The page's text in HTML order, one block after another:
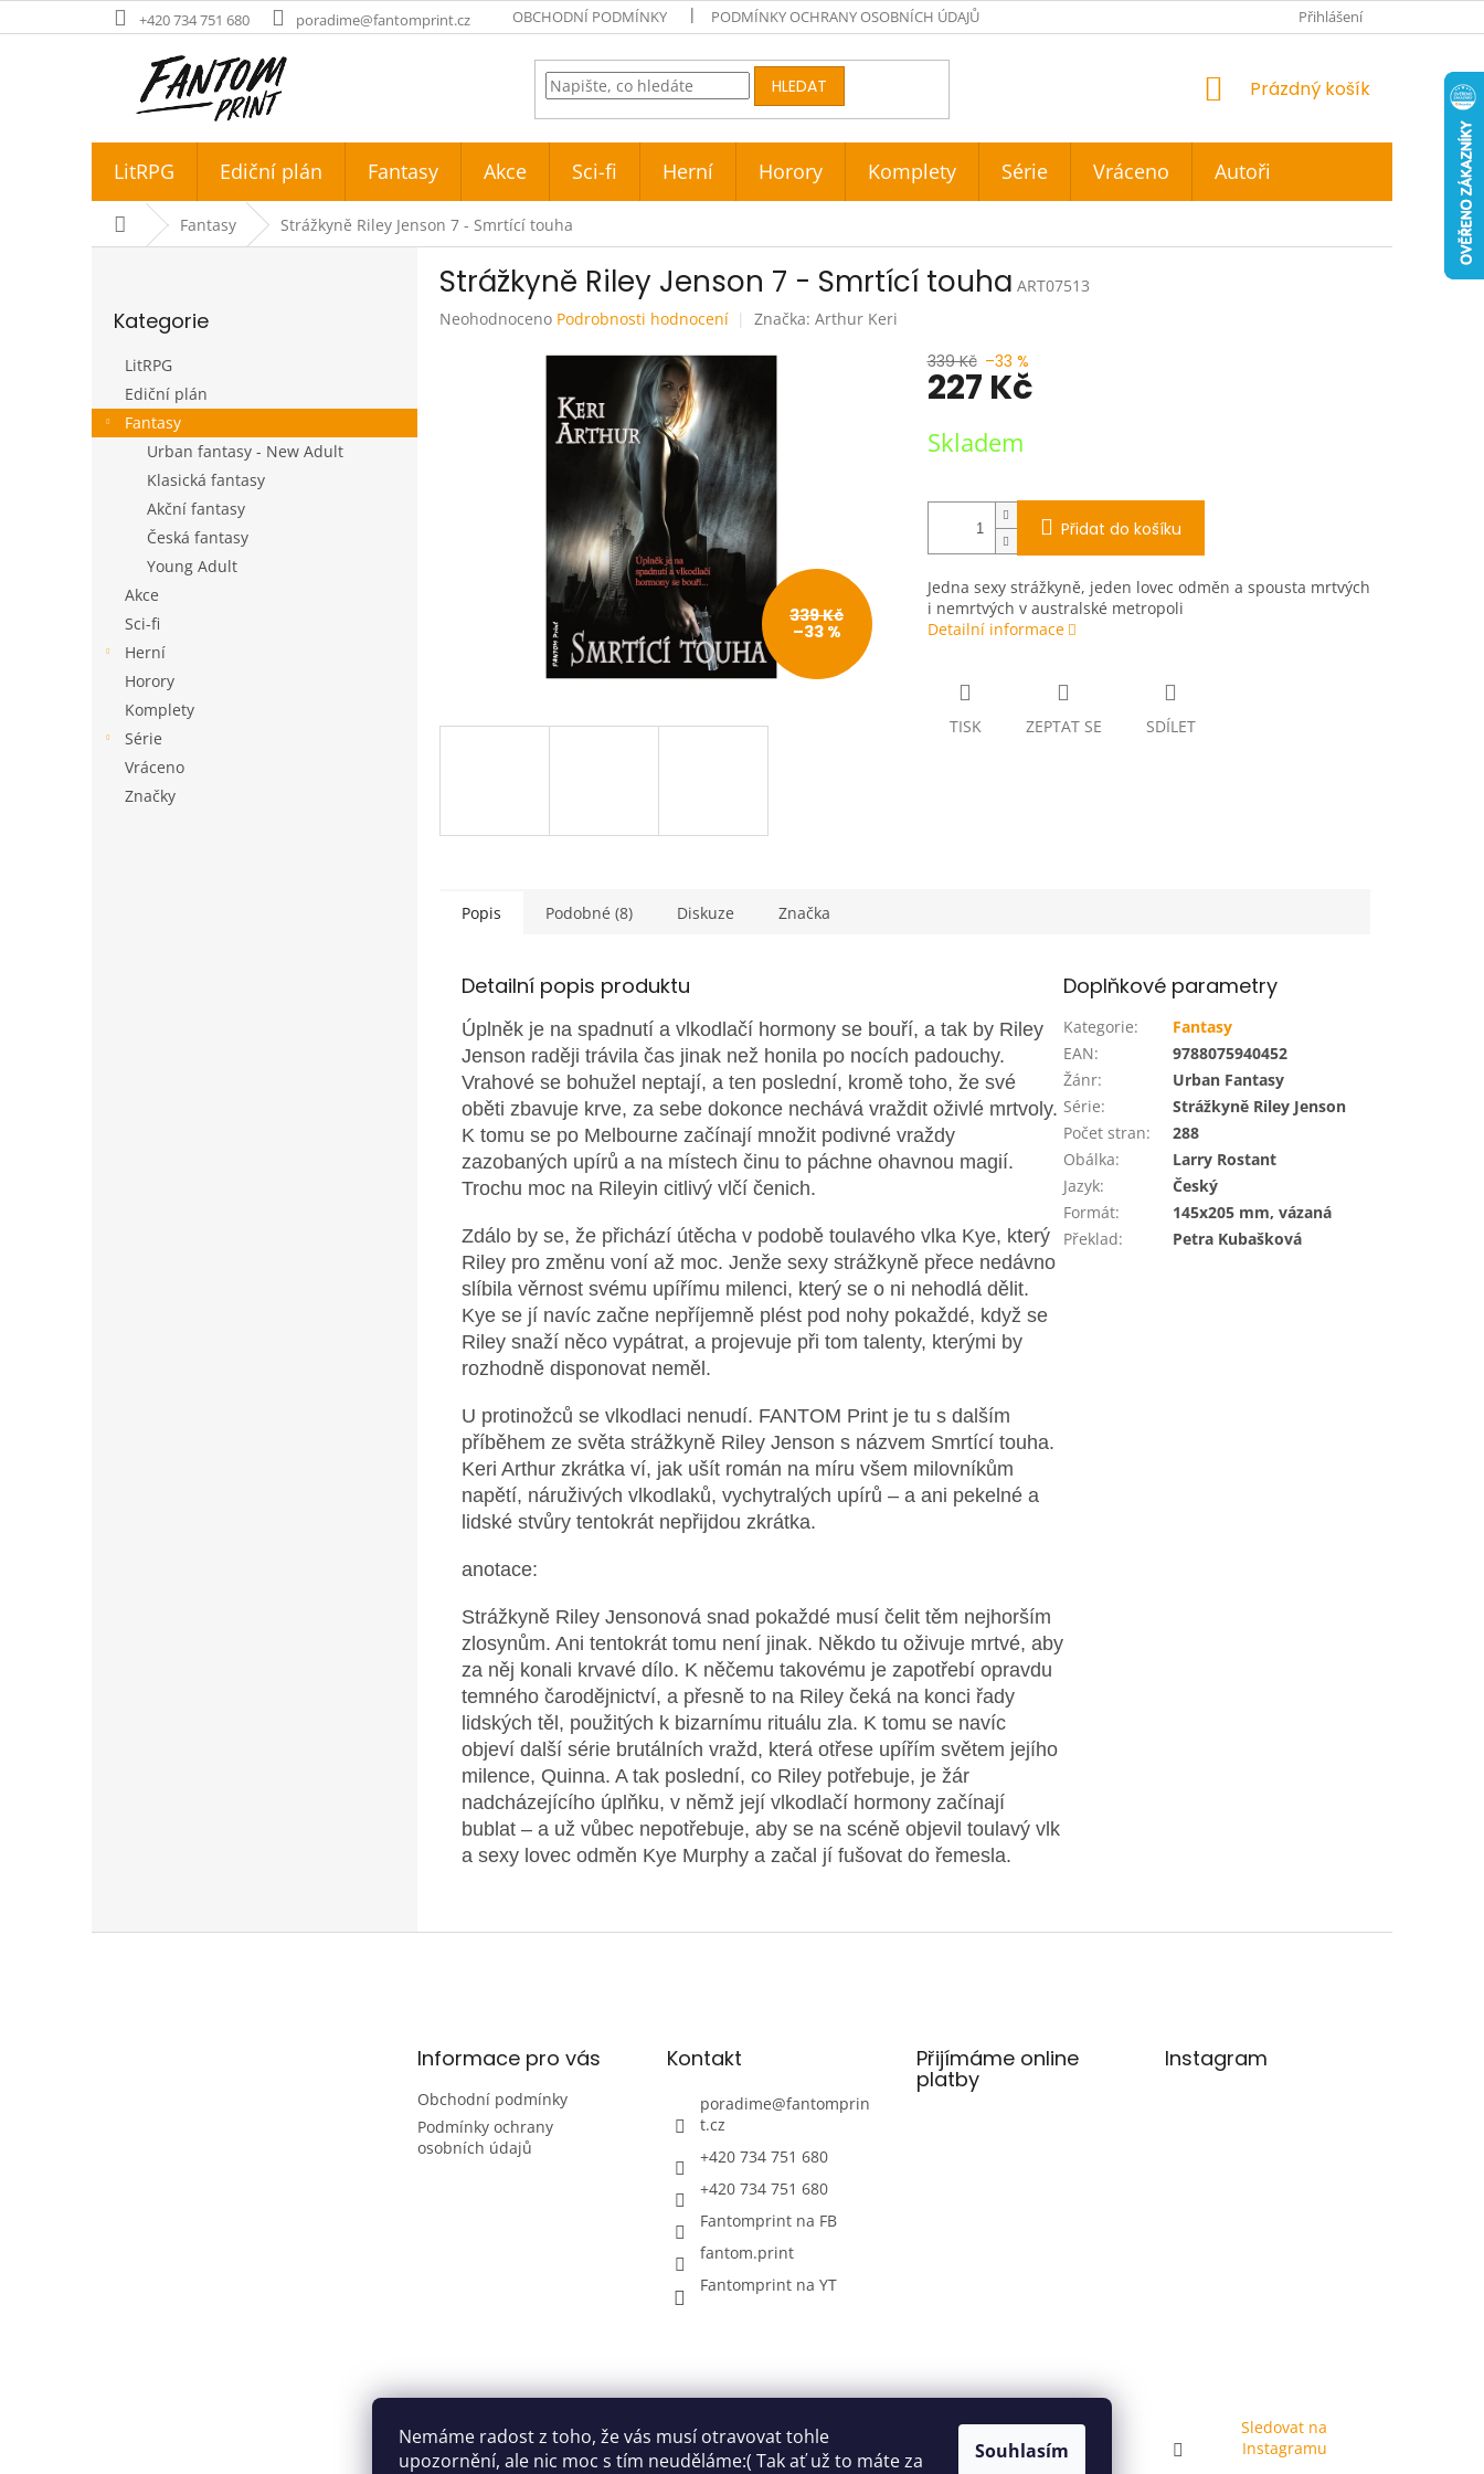
Nemáme radost z toho, že vás musí otravovat tohle
upozornění, ale nic moc s tím neuděláme:( Tak ať už to máte za
Souhlasím
na
+420 734 751 680 poradime@fantomprint.cz OBCHODNÍ PODMÍNKY PODMÍNKY OCHRANY OSOBNÍCH ÚDAJŮ Přihlášení
HLEDAT
NÁKUPNÍ
Prázdný košík
LitRPG Ediční plán Fantasy Akce Sci-fi Herní Horory Komplety Série Vráceno Autoři
Domů Fantasy Strážkyně Riley Jenson 7 - Smrtící touha
n
kategorie
Kategorie
LitRPG
Ediční plán
Fantasy
Urban fantasy - New Adult
Klasická fantasy
Akční fantasy
Česká fantasy
Young Adult
Akce
Sci-fi
Herní
Horory
Komplety
Série
Vráceno
Značky
Strážkyně Riley Jenson 7 - Smrtící touha ART07513
Průměrné
Neohodnoceno Podrobnosti hodnocení Značka: Arthur Keri
339 Kč
–33 %
339 Kč –33 %
227 Kč
cena:
Skladem
Přidat do košíku
Jedna sexy strážkyně, jeden lovec odměn a spousta mrtvých
i nemrtvých v australské metropoli
Detailní informace
TISK ZEPTAT SE SDÍLET
Popis Podobné (8) Diskuze Značka
Detailní popis produktu
Úplněk je na spadnutí a vlkodlačí hormony se bouří, a tak by Riley
Jenson raději trávila čas jinak než honila po nocích padouchy.
Vrahové se bohužel neptají, a ten poslední, kromě toho, že své
oběti zbavuje krve, za sebe dokonce nechává vraždit oživlé mrtvoly.
K tomu se po Melbourne začínají množit podivné vraždy
zazobaných upírů a na místech činu to páchne ohavnou magií.
Trochu moc na Rileyin citlivý vlčí čenich.
Zdálo by se, že přichází útěcha v podobě toulavého vlka Kye, který
Riley pro změnu voní až moc. Jenže sexy strážkyně přece nedávno
slíbila věrnost svému upířímu milenci, který se o ni nehodlá dělit.
Kye se jí navíc začne nepříjemně plést pod nohy pokaždé, když se
Riley snaží něco vypátrat, a projevuje při tom talenty, kterými by
rozhodně disponovat neměl.
U protinožců se vlkodlaci nenudí. FANTOM Print je tu s dalším
příběhem ze světa strážkyně Riley Jenson s názvem Smrtící touha.
Keri Arthur zkrátka ví, jak ušít román na míru všem milovníkům
napětí, náruživých vlkodlaků, vychytralých upírů – a ani pekelné a
lidské stvůry tentokrát nepřijdou zkrátka.
anotace:
Strážkyně Riley Jensonová snad pokaždé musí čelit těm nejhorším
zlosynům. Ani tentokrát tomu není jinak. Někdo tu oživuje mrtvé, aby
za něj konali krvavé dílo. K něčemu takovému je zapotřebí opravdu
temného čarodějnictví, a přesně to na Riley čeká na konci řady
lidských těl, použitých k bizarnímu rituálu zla. K tomu se navíc
objeví další série brutálních vražd, která otřese upířím světem jejího
milence, Quinna. A tak poslední, co Riley potřebuje, je žár
nadcházejícího úplňku, v němž její vlkodlačí hormony začínají
bublat – a už vůbec nepotřebuje, aby se na scéně objevil toulavý vlk
a sexy lovec odměn Kye Murphy a začal jí fušovat do řemesla.
Doplňkové parametry
Kategorie:
Fantasy
EAN:
9788075940452
Žánr:
Urban Fantasy
Série:
Strážkyně Riley Jenson
Počet stran:
288
Obálka:
Larry Rostant
Jazyk:
Český
Formát:
145x205 mm, vázaná
Překlad: Petra Kubašková
Informace pro vás
Obchodní podmínky
Podmínky ochrany
osobních údajů
Kontakt
poradime@fantomprin
t.cz
+420 734 751 680
+420 734 751 680
Fantomprint na FB
fantom.print
Fantomprint na YT
Přijímáme online
platby
Instagram
Sledovat na
Instagramu